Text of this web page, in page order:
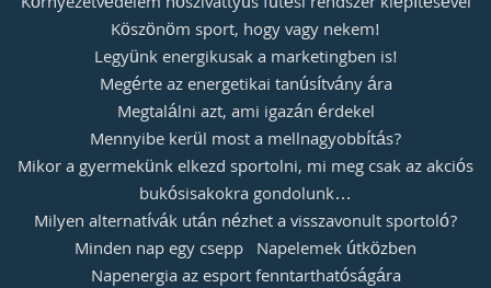
Köszönöm sport, hogy vagy nekem!
Legyünk energikusak a marketingben is!
Megérte az energetikai tanúsítvány ára
Megtalálni azt, ami igazán érdekel
Mennyibe kerül most a mellnagyobbítás?
Mikor a gyermekünk elkezd sportolni, mi meg csak az akciós
bukósisakokra gondolunk…
Milyen alternatívák után nézhet a visszavonult sportoló?
Minden nap egy csepp Napelemek útközben
Napenergia az esport fenntarthatóságára